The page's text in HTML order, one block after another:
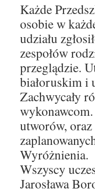
Każde
osobie w
udziału
zespołów
przeglądzie.
białoruskim i
Zachwycały
utworów,
Wyróżnienia.
Wszyscy
Jarosława